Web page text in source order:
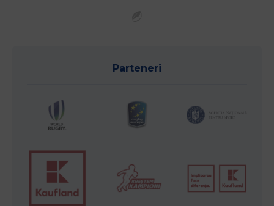
Parteneri